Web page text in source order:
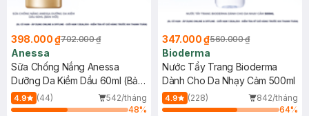
398.000 ₫702.000 ₫
Anessa
Sữa Chống Nắng Anessa
Dưỡng Da Kiềm Dầu 60ml (Bản
Mới)
4.9 (44)
542/tháng
48%
347.000 ₫560.000 ₫
Bioderma
Nước Tẩy Trang Bioderma
Dành Cho Da Nhạy Cảm 500ml
4.9 (228)
842/tháng
64%